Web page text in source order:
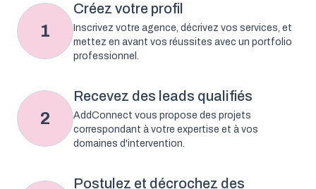
1
Créez votre profil
Inscrivez votre agence, décrivez vos services, et
mettez en avant vos réussites avec un portfolio
professionnel.
2
Recevez des leads qualifiés
AddConnect vous propose des projets
correspondant à votre expertise et à vos
domaines d'intervention.
Postulez et décrochez des